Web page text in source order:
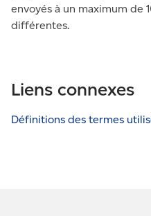
envoyés à un maximum de
différentes.
Liens connexes
Définitions des termes